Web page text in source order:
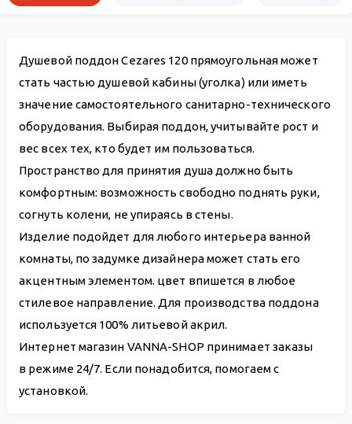
Душевой поддон Cezares 120 прямоугольная может
стать частью душевой кабины (уголка) или иметь
значение самостоятельного санитарно-технического
оборудования. Выбирая поддон, учитывайте рост и
вес всех тех, кто будет им пользоваться.
Пространство для принятия душа должно быть
комфортным: возможность свободно поднять руки,
согнуть колени, не упираясь в стены.
Изделие подойдет для любого интерьера ванной
комнаты, по задумке дизайнера может стать его
акцентным элементом. цвет впишется в любое
стилевое направление. Для производства поддона
используется 100% литьевой акрил.
Интернет магазин VANNA-SHOP принимает заказы
в режиме 24/7. Если понадобится, помогаем с
установкой.